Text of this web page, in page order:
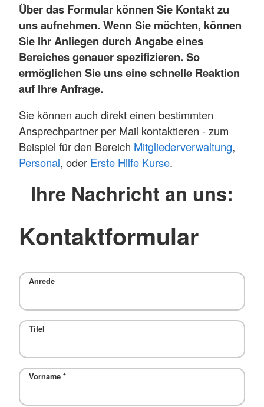
Über das Formular können Sie Kontakt zu
uns aufnehmen. Wenn Sie möchten, können
Sie Ihr Anliegen durch Angabe eines
Bereiches genauer spezifizieren. So
ermöglichen Sie uns eine schnelle Reaktion
auf Ihre Anfrage.
Sie können auch direkt einen bestimmten
Ansprechpartner per Mail kontaktieren - zum
Beispiel für den Bereich Mitgliederverwaltung,
Personal, oder Erste Hilfe Kurse.
Ihre Nachricht an uns:
Kontaktformular
Anrede
Titel
Vorname *